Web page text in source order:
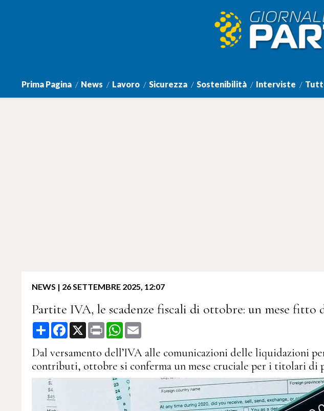
Prima Pagina News Lavoro Sicurezza Sostenibilità Interviste
NEWS | 26 SETTEMBRE 2025, 12:07
Partite IVA, le scadenze fiscali di ottobre: un mese fitto
Share Facebook
X Print WhatsApp
Dal versamento dell’IVA alle comunicazioni delle liquidazioni
contributi, ottobre si conferma un mese cruciale per i titolari di